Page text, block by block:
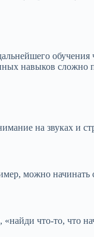
навыков
на звуках и
можно начинать
что-то, что